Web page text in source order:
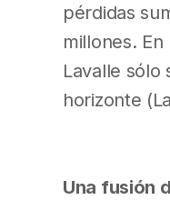
pérdidas
millones.
Lavalle sólo
horizonte
Una fusión